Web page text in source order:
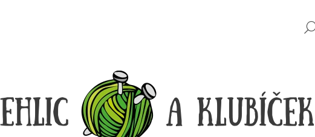
CO POTŘEBUJETE NAJÍT?
HLEDAT